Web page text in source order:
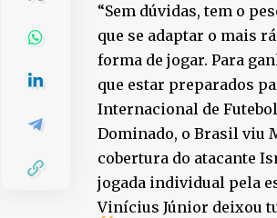
“Sem dúvidas, tem o
que se adaptar o mais
forma de jogar. Para
que estar preparados
Internacional de
Dominado, o Brasil viu
cobertura do atacante
jogada individual pela
Vinícius Júnior deixou